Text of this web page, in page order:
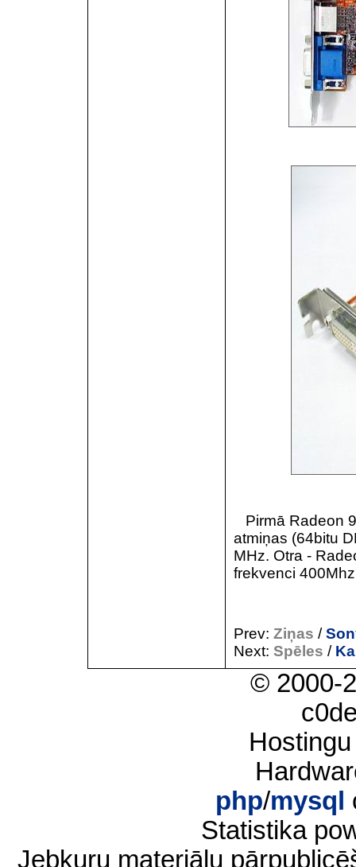
Pirmā Radeon
atmiņas (64bitu
MHz. Otra -
frekvenci
Prev: Ziņas /
Next: Spēles /
© 2000-
php/mysql
Statistika
Jebkuru materiālu